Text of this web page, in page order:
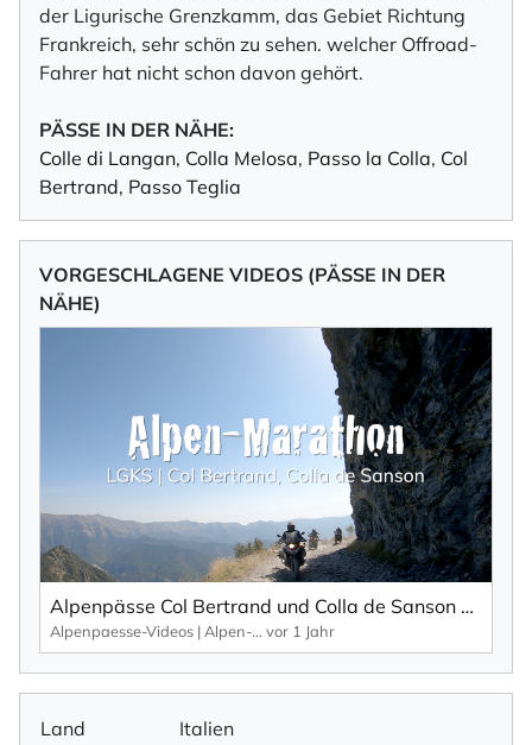
der Ligurische Grenzkamm, das Gebiet Richtung
Frankreich, sehr schön zu sehen. welcher Offroad-
Fahrer hat nicht schon davon gehört.
PÄSSE IN DER NÄHE:
Colle di Langan, Colla Melosa, Passo la Colla, Col
Bertrand, Passo Teglia
VORGESCHLAGENE VIDEOS (PÄSSE IN DER
NÄHE)
Alpenpässe Col Bertrand und Colla de Sanson – Schotterpisten der Ligurischen Grenzkammstraße.
Alpenpaesse-Videos | Alpen-Marathon vor 1 Jahr
Land
Italien